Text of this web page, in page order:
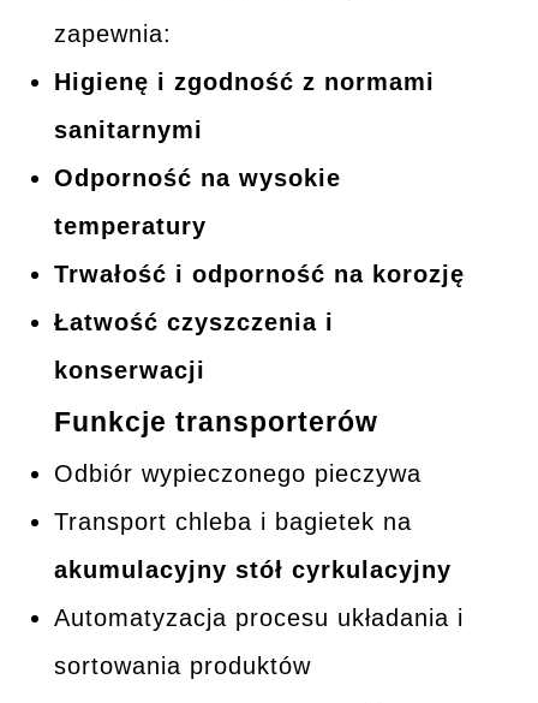
zapewnia:
Higienę i zgodność z normami
sanitarnymi
Odporność na wysokie
temperatury
Trwałość i odporność na korozję
Łatwość czyszczenia i
konserwacji
Funkcje transporterów
Odbiór wypieczonego pieczywa
Transport chleba i bagietek na
akumulacyjny stół cyrkulacyjny
Automatyzacja procesu układania i
sortowania produktów